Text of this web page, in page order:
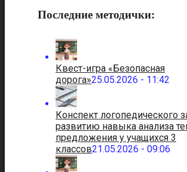
Последние методички:
Квест-игра «Безопасная
дорога»25.05.2026 - 11:42
Конспект логопедического
развитию навыка анализа
предложения у учащихся 3
классов21.05.2026 - 09:06